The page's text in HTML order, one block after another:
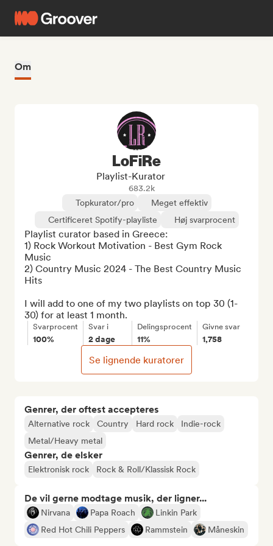
Om
Genrer, der oftest accepteres
Alternative rock Country Hard rock
Indie-rock
Metal/Heavy metal
Genrer, de elsker
Elektronisk rock Rock & Roll/Klassisk Rock
De vil gerne modtage musik, der ligner...
Nirvana Papa Roach
Linkin Park
Red Hot Chili Peppers
Rammstein Måneskin
LoFiRe
Playlist-Kurator
683.2k
Topkurator/pro
Meget effektiv
Certificeret Spotify-playliste
Høj svarprocent
Playlist curator based in Greece:
1) Rock Workout Motivation - Best Gym Rock
Music
2) Country Music 2024 - The Best Country Music
Hits
I will add to one of my two playlists on top 30 (1-
30) for at least 1 month.
Svarprocent
100%
Svar i
2 dage
Delingsprocent
11%
Givne svar
1,758
Se lignende kuratorer